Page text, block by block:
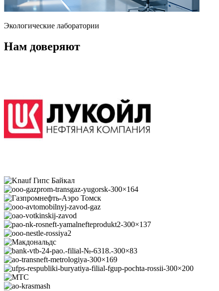
Экологические лаборатории
Нам доверяют